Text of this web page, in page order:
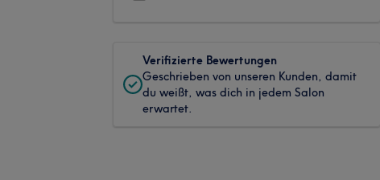
Verifizierte Bewertungen
Geschrieben von unseren Kunden, damit
du weißt, was dich in jedem Salon
erwartet.